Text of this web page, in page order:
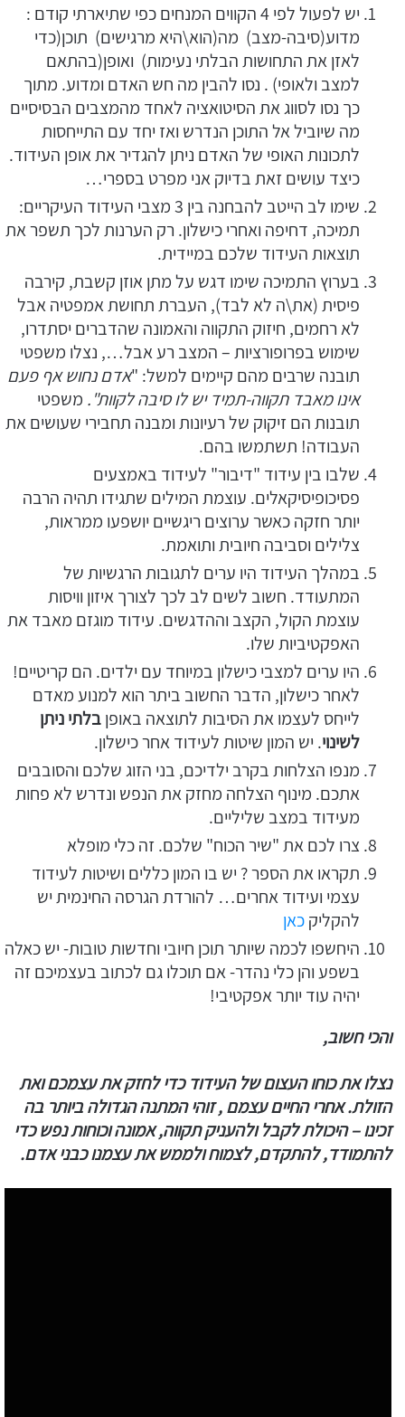
יש לפעול לפי 4 הקווים המנחים כפי שתיארתי קודם :
מדוע(סיבה-מצב) מה(הוא\היא מרגישים) תוכן(כדי
לאזן את התחושות הבלתי נעימות) ואופן(בהתאם
למצב ולאופי) . נסו להבין מה חש האדם ומדוע. מתוך
כך נסו לסווג את הסיטואציה לאחד מהמצבים הבסיסיים
מה שיוביל אל התוכן הנדרש ואז יחד עם התייחסות
לתכונות האופי של האדם ניתן להגדיר את אופן העידוד.
כיצד עושים זאת בדיוק אני מפרט בספרי…
שימו לב הייטב להבחנה בין 3 מצבי העידוד העיקריים:
תמיכה, דחיפה ואחרי כישלון. רק הערנות לכך תשפר את
תוצאות העידוד שלכם במיידית.
בערוץ התמיכה שימו דגש על מתן אוזן קשבת, קירבה
פיסית (את\ה לא לבד), העברת תחושת אמפטיה אבל
לא רחמים, חיזוק התקווה והאמונה שהדברים יסתדרו,
שימוש בפרופורציות – המצב רע אבל…, נצלו משפטי
תובנה שרבים מהם קיימים למשל: "אדם נחוש אף פעם
אינו מאבד תקווה-תמיד יש לו סיבה לקוות". משפטי
תובנות הם זיקוק של רעיונות ומבנה תחבירי שעושים את
העבודה! תשתמשו בהם.
שלבו בין עידוד "דיבור" לעידוד באמצעים
פסיכופיסיקאלים. עוצמת המילים שתגידו תהיה הרבה
יותר חזקה כאשר ערוצים ריגשיים יושפעו ממראות,
צלילים וסביבה חיובית ותואמת.
במהלך העידוד היו ערים לתגובות הרגשיות של
המתעודד. חשוב לשים לב לכך לצורך איזון וויסות
עוצמת הקול, הקצב וההדגשים. עידוד מוגזם מאבד את
האפקטיביות שלו.
היו ערים למצבי כישלון במיוחד עם ילדים. הם קריטיים!
לאחר כישלון, הדבר החשוב ביתר הוא למנוע מאדם
לייחס לעצמו את הסיבות לתוצאה באופןבלתי ניתן
לשינוי. יש המון שיטות לעידוד אחר כישלון.
מנפו הצלחות בקרב ילדיכם, בני הזוג שלכם והסובבים
אתכם. מינוף הצלחה מחזק את הנפש ונדרש לא פחות
מעידוד במצב שליליים.
צרו לכם את "שיר הכוח" שלכם. זה כלי מופלא
תקראו את הספר ? יש בו המון כללים ושיטות לעידוד
עצמי ועידוד אחרים… להורדת הגרסה החינמית יש
להקליקכאן
היחשפו לכמה שיותר תוכן חיובי וחדשות טובות- יש כאלה
בשפע והן כלי נהדר- אם תוכלו גם לכתוב בעצמיכם זה
יהיה עוד יותר אפקטיבי!
והכי חשוב,
נצלו את כוחו העצום של העידוד כדי לחזק את עצמכם ואת
הזולת. אחרי החיים עצמם , זוהי המתנה הגדולה ביותר בה
זכינו – היכולת לקבל ולהעניק תקווה, אמונה וכוחות נפש כדי
להתמודד, להתקדם, לצמוח ולממש את עצמנו כבני אדם.